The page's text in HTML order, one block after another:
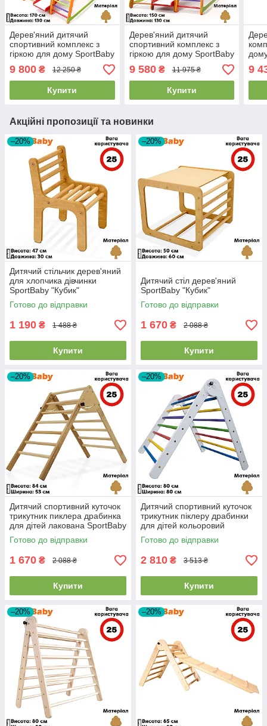
Дерев'яний дитячий
спортивний комплекс з
гіркою для дому SportBaby
"BambinoWood Plus 1-1"
9 800 ₴ 12 250 ₴
Купити
Дерев'яний дитячий
спортивний комплекс з
гіркою для дому SportBaby
9 580₴ 11 975 ₴
Купити
9
Акційні пропозиції та новинки
–20%
Дитячий стільчик дерев'яний
для хлопчика дівчинки
SportBaby "Кубик"
навантаження 25 кг вага 2 кг
Готово до відправки
1 190 ₴ 1 488 ₴
Купити
–20%
Дитячий стіл дерев'яний
SportBaby "Кубик"
Готово до відправки
1 670 ₴ 2 088 ₴
Купити
–20%
Дитячий спортивний куточок
трикутник пиклера драбинка
для дітей лакована SportBaby
"Альпініст"
Готово до відправки
1 670 ₴ 2 088 ₴
Купити
–20%
Дитячий спортивний куточок
трикутник піклеру драбинки
для дітей кольоровий
SportBaby 80 см
Готово до відправки
2 810 ₴ 3 513 ₴
Купити
–20% –20%